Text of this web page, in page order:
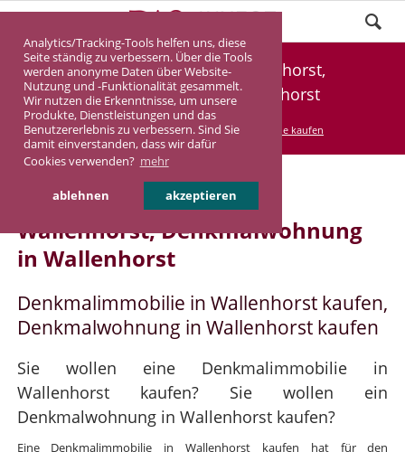
Analytics/Tracking-Tools helfen uns, diese
Seite ständig zu verbessern. Über die Tools
werden anonyme Daten über Website-
Nutzung und -Funktionalität gesammelt.
Wir nutzen die Erkenntnisse, um unsere
Produkte, Dienstleistungen und das
Benutzererlebnis zu verbessern. Sind Sie
damit einverstanden, dass wir dafür
Cookies verwenden? mehr
ablehnen akzeptieren
Denkmalimmobilie Wallenhorst,
Denkmalwohnung Wallenhorst
DASINVEST Service Denkmalimmobilie kaufen
Denkmalimmobilie in
Wallenhorst, Denkmalwohnung
in Wallenhorst
Denkmalimmobilie in Wallenhorst kaufen,
Denkmalwohnung in Wallenhorst kaufen
Sie wollen eine Denkmalimmobilie in
Wallenhorst kaufen? Sie wollen ein
Denkmalwohnung in Wallenhorst kaufen?
Eine Denkmalimmobilie in Wallenhorst kaufen hat für den